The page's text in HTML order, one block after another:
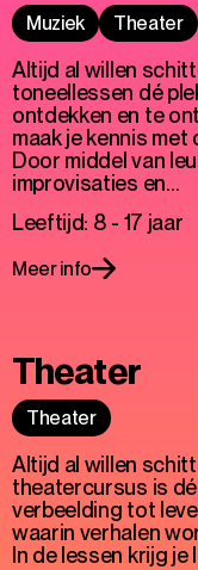
Muziek Theater
Altijd al willen
toneellessen dé
ontdekken en te
maak je kennis
Door middel van
improvisaties en…
Leeftijd: 8 - 17 jaar
Meer info
Theater
Theater
Altijd al willen
theatercursus is
verbeelding tot
waarin verhalen
In de lessen krijg je